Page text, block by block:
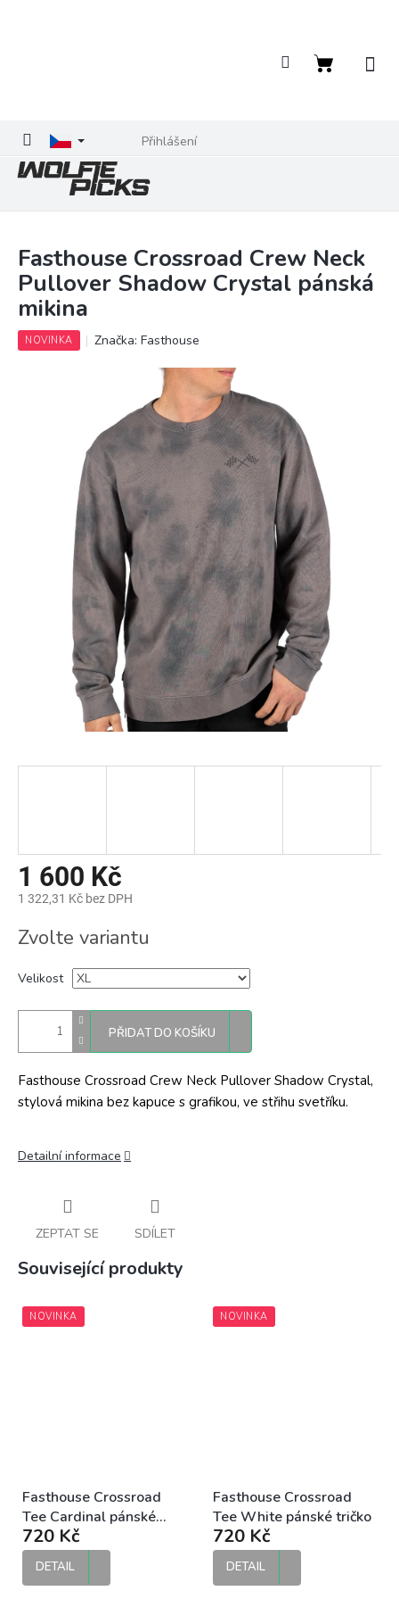
Přihlášení
Nákupní
Fasthouse Crossroad Crew Neck
Pullover Shadow Crystal pánská
mikina
NOVINKA Značka:Fasthouse
1 600 Kč
1 322,31 Kč bez DPH
cena:
Zvolte variantu
Velikost
PŘIDAT DO KOŠÍKU
Fasthouse Crossroad Crew Neck Pullover Shadow Crystal,
stylová mikina bez kapuce s grafikou, ve střihu svetříku.
Detailní informace
ZEPTAT SE SDÍLET
Související produkty
NOVINKA
Fasthouse Crossroad
Tee Cardinal pánské
tričko
720 Kč
DETAIL
NOVINKA
Fasthouse Crossroad
Tee White pánské tričko
720 Kč
DETAIL